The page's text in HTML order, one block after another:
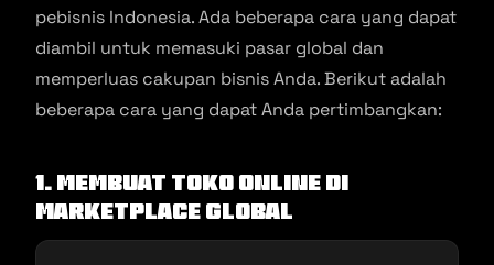
pebisnis Indonesia. Ada beberapa cara yang dapat
diambil untuk memasuki pasar global dan
memperluas cakupan bisnis Anda. Berikut adalah
beberapa cara yang dapat Anda pertimbangkan:
1. Membuat Toko Online di
Marketplace Global